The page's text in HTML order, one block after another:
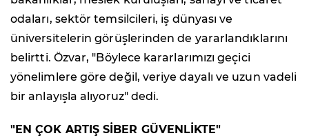
odaları, sektör temsilcileri, iş dünyası ve
üniversitelerin görüşlerinden de yararlandıklarını
belirtti. Özvar, "Böylece kararlarımızı geçici
yönelimlere göre değil, veriye dayalı ve uzun vadeli
bir anlayışla alıyoruz" dedi.
"EN ÇOK ARTIŞ SİBER GÜVENLİKTE"